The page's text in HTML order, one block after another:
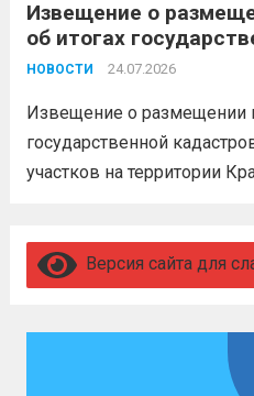
невозможен
увольнение
бойцам
3,4 млн
Извещение о
об итогах
оценки земельных
году
НОВОСТИ 24.07.2026
Извещение о размещении
государственной
участков на территории
Версия сайта для